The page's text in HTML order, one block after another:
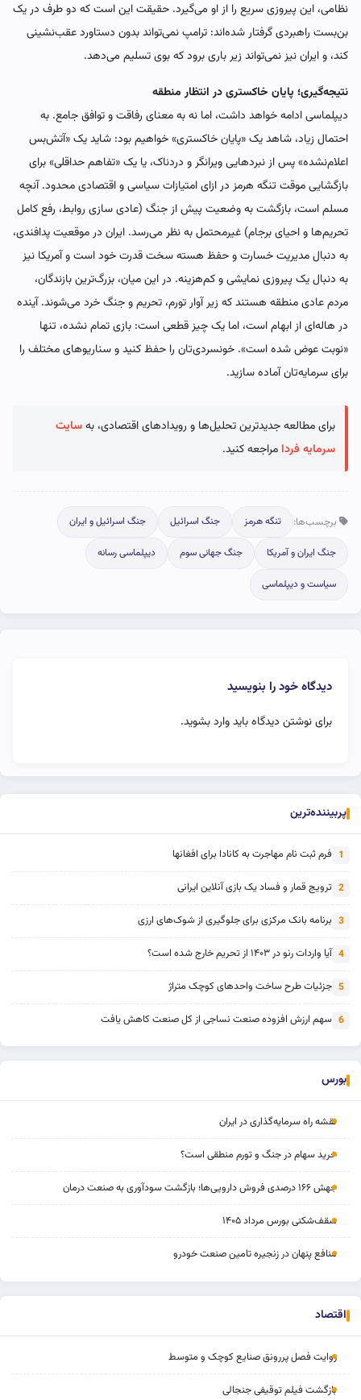
نظامی، این پیروزی سریع را از او می‌گیرد. حقیقت این است که دو طرف در یک
بن‌بست راهبردی گرفتار شده‌اند: ترامپ نمی‌تواند بدون دستاورد عقب‌نشینی
کند، و ایران نیز نمی‌تواند زیر باری برود که بوی تسلیم می‌دهد.
نتیجه‌گیری؛ پایان خاکستری در انتظار منطقه
دیپلماسی ادامه خواهد داشت، اما نه به معنای رفاقت و توافق جامع. به
احتمال زیاد، شاهد یک «پایان خاکستری» خواهیم بود: شاید یک «آتش‌بس
اعلام‌نشده» پس از نبردهایی ویرانگر و دردناک، یا یک «تفاهم حداقلی» برای
بازگشایی موقت تنگه هرمز در ازای امتیازات سیاسی و اقتصادی محدود. آنچه
مسلم است، بازگشت به وضعیت پیش از جنگ (عادی سازی روابط، رفع کامل
تحریم‌ها و احیای برجام) غیرمحتمل به نظر می‌رسد. ایران در موقعیت پدافندی،
به دنبال مدیریت خسارت و حفظ هسته سخت قدرت خود است و آمریکا نیز
به دنبال یک پیروزی نمایشی و کم‌هزینه. در این میان، بزرگ‌ترین بازندگان،
مردم عادی منطقه هستند که زیر آوار تورم، تحریم و جنگ خرد می‌شوند. آینده
در هاله‌ای از ابهام است، اما یک چیز قطعی است: بازی تمام نشده، تنها
«نوبت عوض شده است». خونسردی‌تان را حفظ کنید و سناریوهای مختلف را
برای سرمایه‌تان آماده سازید.
برای مطالعه جدیدترین تحلیل‌ها و رویدادهای اقتصادی، بهسایت
سرمایه فردا مراجعه کنید.
برچسب‌ها: تنگه هرمز جنگ اسرائیل جنگ اسرائیل و ایران
جنگ ایران و آمریکا جنگ جهانی سوم دیپلماسی رسانه
سیاست و دیپلماسی
دیدگاه خود را بنویسید
برای نوشتن دیدگاه بایدوارد بشوید.
پربیننده‌ترین
1 فرم ثبت نام مهاجرت به کانادا برای افغانها
2 ترویج قمار و فساد یک بازی آنلاین ایرانی
3 برنامه بانک مرکزی برای جلوگیری از شوک‌های ارزی
4 آیا واردات رنو در ۱۴۰۳ از تحریم خارج شده است؟
5 جزئیات طرح ساخت واحدهای کوچک متراژ
6 سهم ارزش افزوده صنعت نساجی از کل صنعت کاهش یافت
بورس
نقشه راه سرمایه‌گذاری در ایران
خرید سهام در جنگ و تورم منطقی است؟
جهش ۱۶۶ درصدی فروش دارویی‌ها؛ بازگشت سودآوری به صنعت درمان
سقف‌شکنی بورس مرداد ۱۴۰۵
منافع پنهان در زنجیره تامین صنعت خودرو
اقتصاد
روایت فصل پررونق صنایع کوچک و متوسط
بازگشت فیلم توقیفی جنجالی